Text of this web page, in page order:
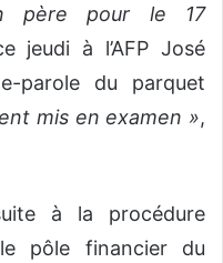
père pour le 17
jeudi à l’AFP José
parole du parquet
mis en examen »,
à la procédure
pôle financier du